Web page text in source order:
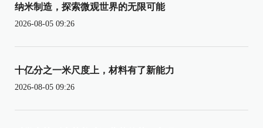
纳米制造，探索微观世界的无限可能
2026-08-05 09:26
十亿分之一米尺度上，材料有了新能力
2026-08-05 09:26